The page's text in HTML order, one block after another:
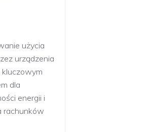
użycia
urządzenia
dla
energii i
rachunków